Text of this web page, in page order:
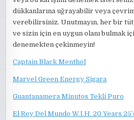
dükkanlarına uğrayabilir veya
verebilirsiniz. Unutmayın, her bir
ve sizin için en uygun olanı bulmak
denemekten çekinmeyin!
Captain Black Menthol
Marvel Green Energy Sigara
Guantanamera Minutos Tekli Puro
El Rey Del Mundo W.I.H. 20 Years